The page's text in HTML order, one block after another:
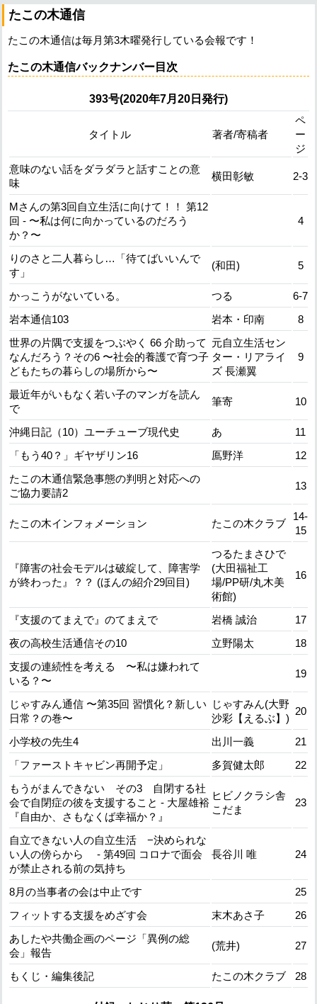
たこの木通信
たこの木通信は毎月第3木曜発行している会報です！
たこの木通信バックナンバー目次
393号(2020年7月20日発行)
タイトル 著者/寄稿者
ペ
ー
ジ
意味のない話をダラダラと話すことの意
味
横田彰敏 2-3
Mさんの第3回自立生活に向けて！！ 第12
回 - 〜私は何に向かっているのだろう
か？〜
4
りのさと二人暮らし…「待てばいいんで
す」
(和田) 5
かっこうがないている。 つる
6-7
岩本通信103
岩本・印南
8
世界の片隅で支援をつぶやく 66 介助って
なんだろう？その6 〜社会的養護で育つ子
どもたちの暮らしの場所から〜
元自立生活セン
ター・リアライ
ズ 長瀬翼
9
最近年がいもなく若い子のマンガを読ん
で
筆寄 10
沖縄日記（10）ユーチューブ現代史 あ
11
「もう40？」ギヤザリン16
鳫野洋
12
たこの木通信緊急事態の判明と対応への
ご協力要請2
13
たこの木インフォメーション たこの木クラブ
14-
15
『障害の社会モデルは破綻して、障害学
が終わった』？？ (ほんの紹介29回目)
つるたまさひで
(大田福祉工
場/PP研/丸木美
術館)
16
『支援のてまえで』のてまえで 岩橋 誠治
17
夜の高校生活通信その10
立野陽太
18
支援の連続性を考える 〜私は嫌われて
いる？〜
19
じゃすみん通信 〜第35回 習慣化？新しい
日常？の巻〜
じゃすみん(大野
沙彩【えるぶ】)
20
小学校の先生4 出川一義
21
「ファーストキャビン再開予定」
多賀健太郎
22
もうがまんできない その3 自閉する社
会で自閉症の彼を支援すること - 大屋雄裕
『自由か、さもなくば幸福か？』
ヒビノクラシ舎
こだま
23
自立できない人の自立生活 −決められな
い人の傍らから - 第49回 コロナで面会
が禁止される前の気持ち
長谷川 唯 24
8月の当事者の会は中止です
25
フィットする支援をめざす会
末木あさ子
26
あしたや共働企画のページ「異例の総
会」報告
(荒井) 27
もくじ・編集後記 たこの木クラブ 28